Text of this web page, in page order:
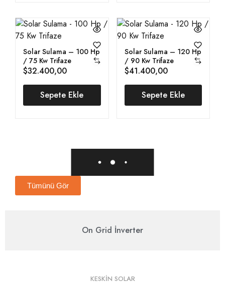
On Grid İnverter
Solar Sulama – 100 Hp
/ 75 Kw Trifaze
$32.400,00
Sepete Ekle
Solar Sulama – 120 Hp
/ 90 Kw Trifaze
$41.400,00
Sepete Ekle
Tümünü Gör
KESKIN SOLAR